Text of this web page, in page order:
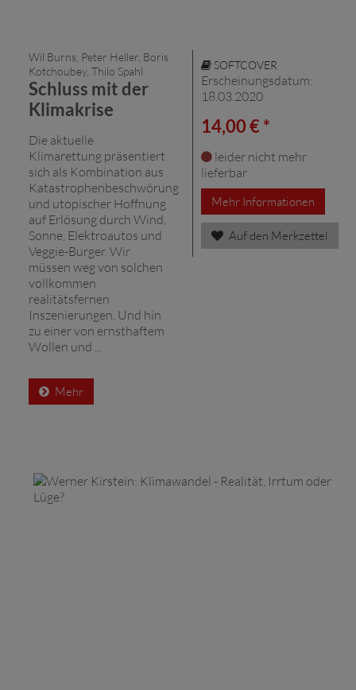
Wil Burns, Peter Heller, Boris
Kotchoubey, Thilo Spahl
Schluss mit der
Klimakrise
Die aktuelle
Klimarettung präsentiert
sich als Kombination aus
Katastrophenbeschwörung
und utopischer Hoffnung
auf Erlösung durch Wind,
Sonne, Elektroautos und
Veggie-Burger. Wir
müssen weg von solchen
vollkommen
realitätsfernen
Inszenierungen. Und hin
zu einer von ernsthaftem
Wollen und ...
Mehr
SOFTCOVER
Erscheinungsdatum:
18.03.2020
14,00 € *
leider nicht mehr
lieferbar
Mehr Informationen
Auf den Merkzettel